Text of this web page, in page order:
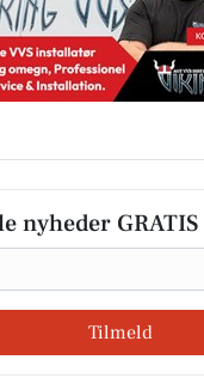
nyheder GRATIS
Tilmeld